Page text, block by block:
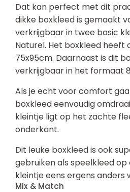
Dat kan perfect met dit
dikke boxkleed is gemaakt
verkrijgbaar in twee basic
Naturel. Het boxkleed heeft
75x95cm. Daarnaast is dit
verkrijgbaar in het formaat
Als je echt voor comfort
boxkleed eenvoudig
kleintje ligt op het zachte
onderkant.
Dit leuke boxkleed is ook
gebruiken als speelkleed op
kleintje eens ergens anders
Mix & Match